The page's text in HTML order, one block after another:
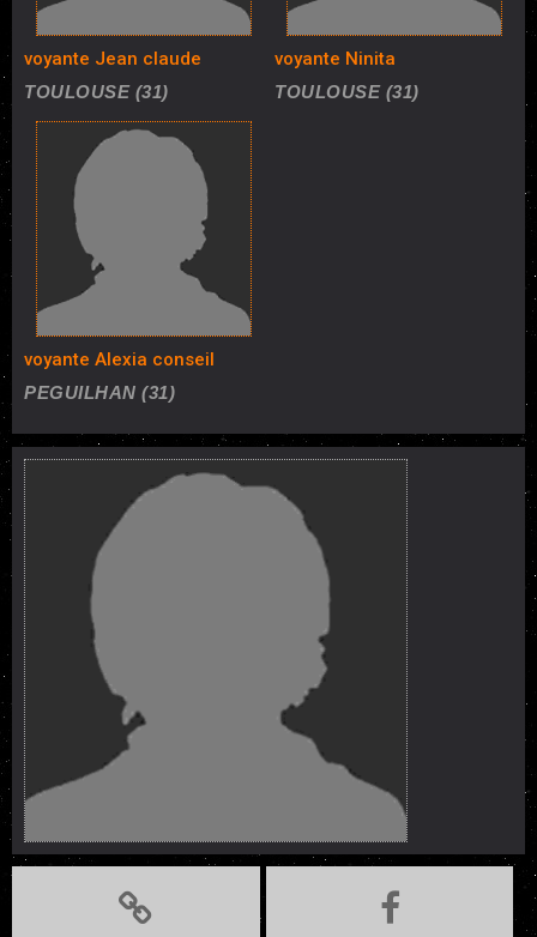
voyante Jean claude
TOULOUSE (31)
voyante Ninita
TOULOUSE (31)
voyante Alexia conseil
PEGUILHAN (31)